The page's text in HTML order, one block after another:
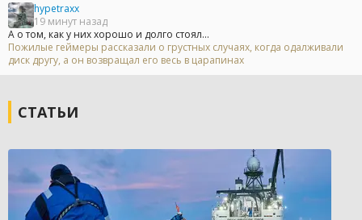
hypetraxx
19 минут назад
А о том, как у них хорошо и долго стоял...
Пожилые геймеры рассказали о грустных случаях, когда одалживали
диск другу, а он возвращал его весь в царапинах
СТАТЬИ